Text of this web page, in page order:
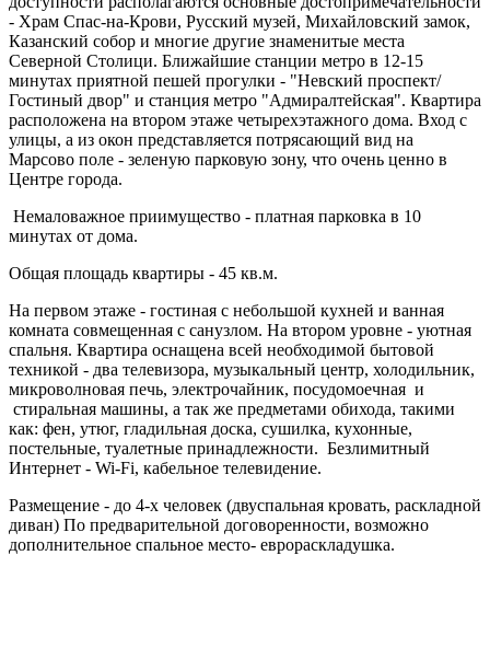
- Храм Спас-на-Крови, Русский музей, Михайловский замок,
Казанский собор и многие другие знаменитые места
Северной Столици. Ближайшие станции метро в 12-15
минутах приятной пешей прогулки - "Невский проспект/
Гостиный двор" и станция метро "Адмиралтейская". Квартира
расположена на втором этаже четырехэтажного дома. Вход с
улицы, а из окон представляется потрясающий вид на
Марсово поле - зеленую парковую зону, что очень ценно в
Центре города.
Немаловажное приимущество - платная парковка в 10
минутах от дома.
Общая площадь квартиры - 45 кв.м.
На первом этаже - гостиная с небольшой кухней и ванная
комната совмещенная с санузлом. На втором уровне - уютная
спальня. Квартира оснащена всей необходимой бытовой
техникой - два телевизора, музыкальный центр, холодильник,
микроволновая печь, электрочайник, посудомоечная и
стиральная машины, а так же предметами обихода, такими
как: фен, утюг, гладильная доска, сушилка, кухонные,
постельные, туалетные принадлежности. Безлимитный
Интернет - Wi-Fi, кабельное телевидение.
Размещение - до 4-х человек (двуспальная кровать, раскладной
диван) По предварительной договоренности, возможно
дополнительное спальное место- еврораскладушка.